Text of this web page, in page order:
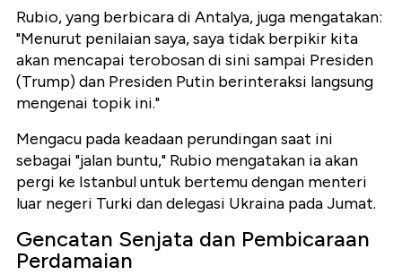
Rubio, yang berbicara di Antalya, juga mengatakan:
"Menurut penilaian saya, saya tidak berpikir kita
akan mencapai terobosan di sini sampai Presiden
(Trump) dan Presiden Putin berinteraksi langsung
mengenai topik ini."
Mengacu pada keadaan perundingan saat ini
sebagai "jalan buntu," Rubio mengatakan ia akan
pergi ke Istanbul untuk bertemu dengan menteri
luar negeri Turki dan delegasi Ukraina pada Jumat.
Gencatan Senjata dan Pembicaraan
Perdamaian